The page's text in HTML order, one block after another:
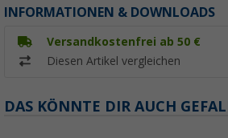
INFORMATIONEN & DOWNLOADS
Versandkostenfrei ab 50 €
Diesen Artikel vergleichen
DAS KÖNNTE DIR AUCH